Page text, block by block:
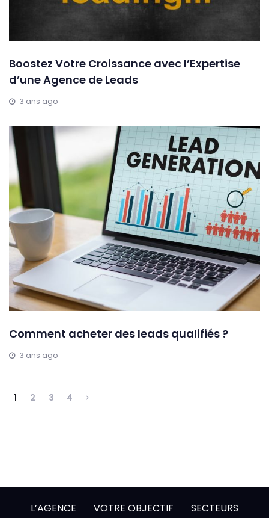
Boostez Votre Croissance avec l’Expertise
d’une Agence de Leads
3 ans ago
Comment acheter des leads qualifiés ?
3 ans ago
1 2 3 4
L’AGENCE VOTRE OBJECTIF
SECTEURS